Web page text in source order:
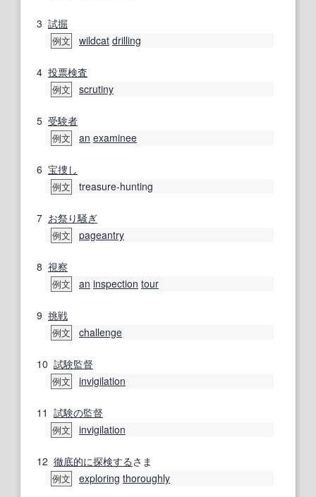
3 試掘
例文 wildcat drilling
4 投票検査
例文 scrutiny
5 受験者
例文 an examinee
6 宝捜し
例文 treasure-hunting
7 お祭り騒ぎ
例文 pageantry
8 視察
例文 an inspection tour
9 挑戦
例文 challenge
10 試験監督
例文 invigilation
11 試験の監督
例文 invigilation
12 徹底的に探検するさま
例文 exploring thoroughly